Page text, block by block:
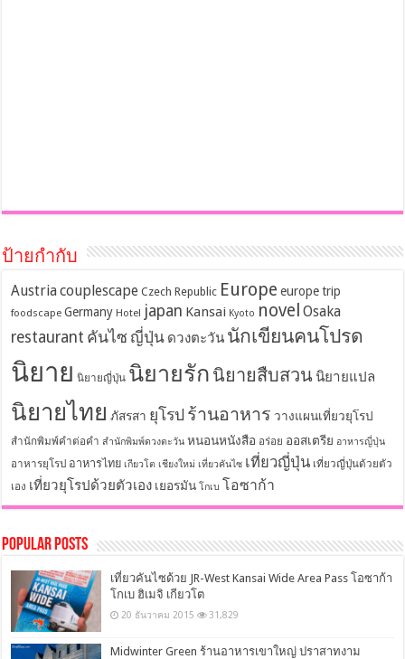
ป้ายกำกับ
Austriacouplescape Czech Republic Europe europe trip
foodscape Germany Hotel japan Kansai Kyoto novel Osaka
restaurant คันไซ ญี่ปุ่น ดวงตะวัน นักเขียนคนโปรด
นิยาย นิยายญี่ปุ่น นิยายรัก นิยายสืบสวน นิยายแปล
นิยายไทย ภัสรสา ยุโรป ร้านอาหาร วางแผนเที่ยวยุโรป
สำนักพิมพ์คำต่อคำ สำนักพิมพ์ดวงตะวัน หนอนหนังสือ อร่อย ออสเตรีย อาหารญี่ปุ่น
อาหารยุโรป อาหารไทย เกียวโต เชียงใหม่ เที่ยวคันไซ เที่ยวญี่ปุ่น เที่ยวญี่ปุ่นด้วยตัว
เอง เที่ยวยุโรปด้วยตัวเอง เยอรมัน โกเบ โอซาก้า
Popular Posts
เที่ยวคันไซด้วย JR-West Kansai Wide Area Pass โอซาก้า
โกเบ ฮิเมจิ เกียวโต
20 ธันวาคม 2015 31,829
Midwinter Green ร้านอาหารเขาใหญ่ ปราสาทงาม